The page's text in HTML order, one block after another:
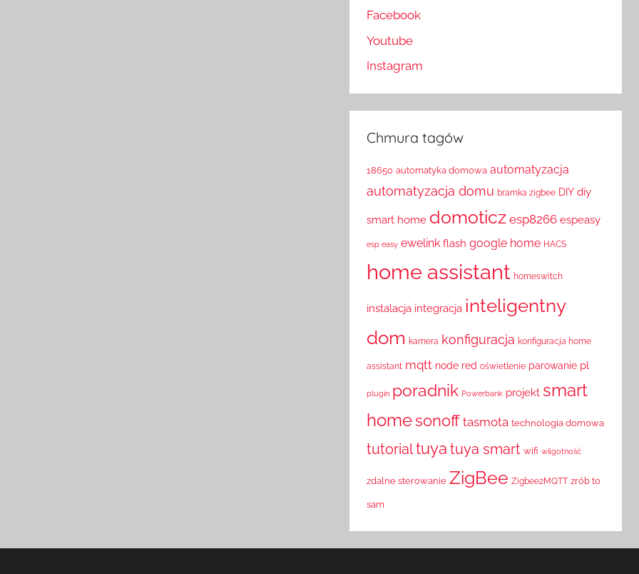
Facebook
Youtube
Instagram
Chmura tagów
18650 automatyka domowa automatyzacja
automatyzacja domu bramka zigbee DIY diy
smart home domoticz esp8266 espeasy
esp easy ewelink flash google home HACS
home assistant homeswitch
instalacja integracja inteligentny
dom kamera konfiguracja konfiguracja home
assistant mqtt node red oświetlenie parowanie pl
plugin poradnik Powerbank projekt smart
home sonoff tasmota technologia domowa
tutorialtuya tuya smart wifi wilgotność
zdalne sterowanie ZigBee Zigbee2MQTT zrób to
sam